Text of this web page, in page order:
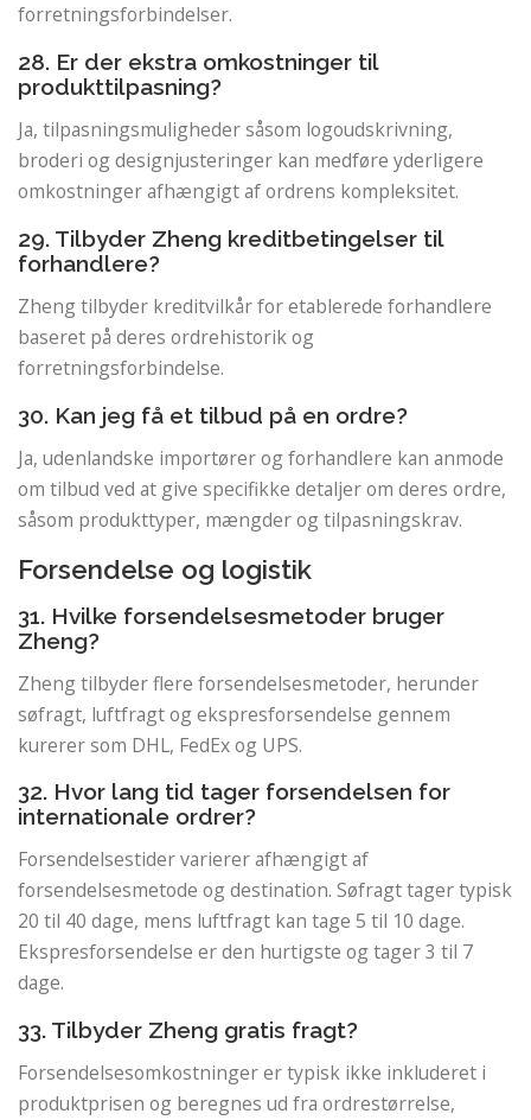
forretningsforbindelser.
28. Er der ekstra omkostninger til
produkttilpasning?
Ja, tilpasningsmuligheder såsom logoudskrivning,
broderi og designjusteringer kan medføre yderligere
omkostninger afhængigt af ordrens kompleksitet.
29. Tilbyder Zheng kreditbetingelser til
forhandlere?
Zheng tilbyder kreditvilkår for etablerede forhandlere
baseret på deres ordrehistorik og
forretningsforbindelse.
30. Kan jeg få et tilbud på en ordre?
Ja, udenlandske importører og forhandlere kan anmode
om tilbud ved at give specifikke detaljer om deres ordre,
såsom produkttyper, mængder og tilpasningskrav.
Forsendelse og logistik
31. Hvilke forsendelsesmetoder bruger
Zheng?
Zheng tilbyder flere forsendelsesmetoder, herunder
søfragt, luftfragt og ekspresforsendelse gennem
kurerer som DHL, FedEx og UPS.
32. Hvor lang tid tager forsendelsen for
internationale ordrer?
Forsendelsestider varierer afhængigt af
forsendelsesmetode og destination. Søfragt tager typisk
20 til 40 dage, mens luftfragt kan tage 5 til 10 dage.
Ekspresforsendelse er den hurtigste og tager 3 til 7
dage.
33. Tilbyder Zheng gratis fragt?
Forsendelsesomkostninger er typisk ikke inkluderet i
produktprisen og beregnes ud fra ordrestørrelse,